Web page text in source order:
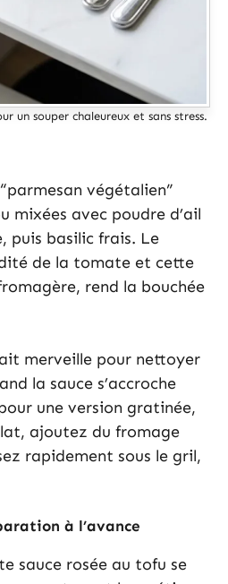
un souper chaleureux et sans stress.
végétalien”
mixées avec poudre d’ail
puis basilic frais. Le
de la tomate et cette
rend la bouchée
merveille pour nettoyer
la sauce s’accroche
une version gratinée,
ajoutez du fromage
rapidement sous le gril,
à l’avance
sauce rosée au tofu se